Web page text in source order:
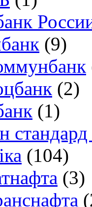
(9)
(2)
(1)
стандард
(104)
(3)